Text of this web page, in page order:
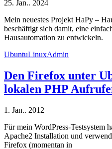
25. Jan.. 2024
Mein neuestes Projekt HaPy –
beschäftigt sich damit, eine
Hausautomation zu entwickeln.
UbuntuLinuxAdmin
Den Firefox unter
lokalen PHP
1. Jan.. 2012
Für mein WordPress-Testsystem
Apache2 Installation und
Firefox (momentan in